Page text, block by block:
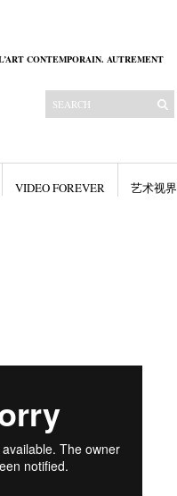
CONTEMPORAIN. AUTREMENT
VIDEO FOREVER 艺术视界